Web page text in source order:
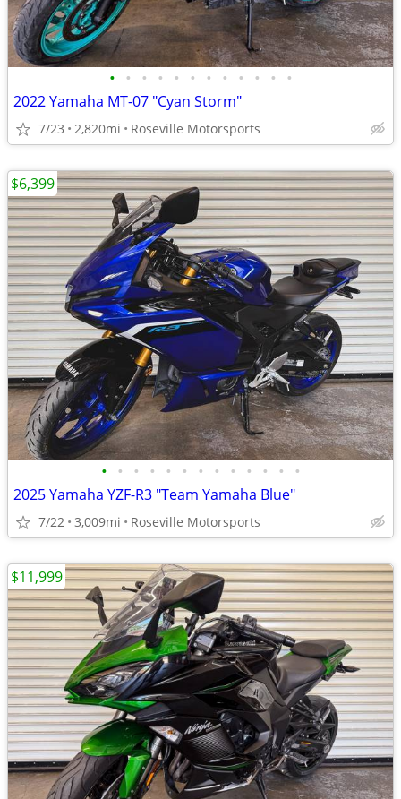
• • • • • • • • • • • •
2022 Yamaha MT-07 "Cyan Storm"
7/23 2,820mi Roseville Motorsports
• • • • • • • • • • • • •
2025 Yamaha YZF-R3 "Team Yamaha Blue"
7/22 3,009mi Roseville Motorsports
$6,399
$11,999